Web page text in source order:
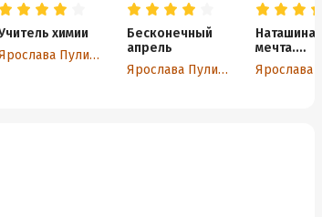
химии
Ярослава Пулинович
Бесконечный
апрель
Ярослава Пулинович
Наташина
мечта.
Победила я
(сборник)